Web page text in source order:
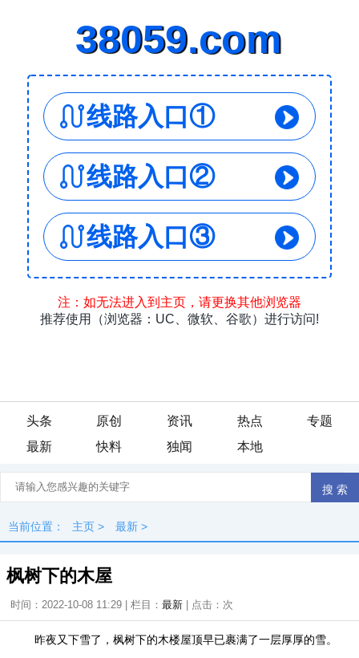
头条 原创 资讯 热点
专题
最新
快料 独闻 本地
当前位置： 主页 > 最新 >
枫树下的木屋
时间：2022-10-08 11:29 | 栏目： 最新 | 点击： 次
昨夜又下雪了，枫树下的木楼屋顶早已裹满了一层厚厚的雪。